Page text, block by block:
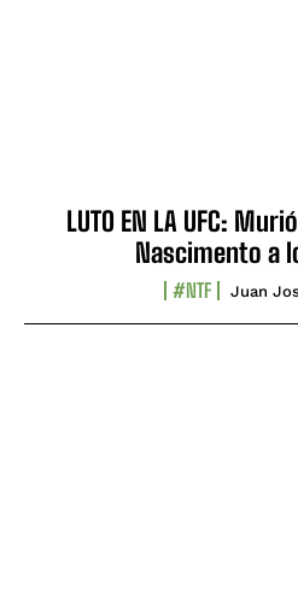
LUTO EN LA UFC:
Nascimento a
#NTF Juan